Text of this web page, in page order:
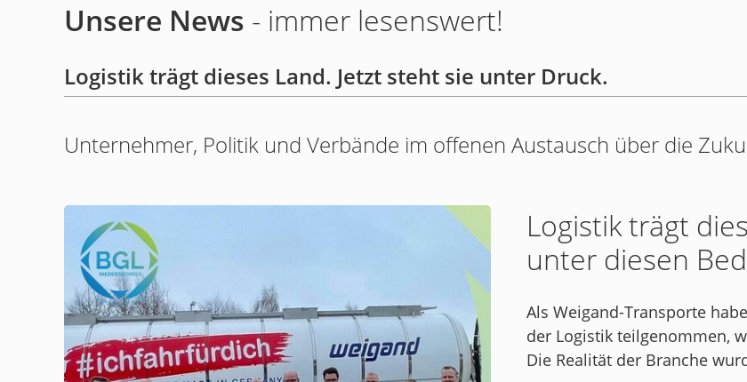
Unsere News - immer lesenswert!
Logistik trägt dieses Land. Jetzt steht sie unter Druck.
Unternehmer, Politik und Verbände im offenen Austausch über die
Logistik trägt
unter diesen
Als Weigand-Transporte
der Logistik teilgenommen,
Die Realität der Branche